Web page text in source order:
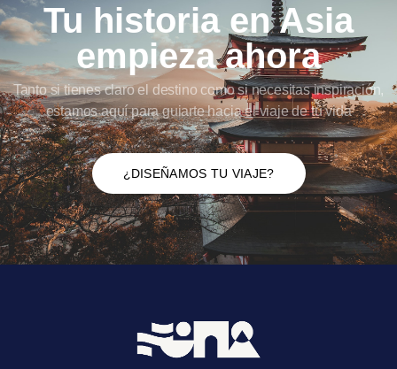
Tu historia en Asia
empieza ahora
Tanto si tienes claro el destino como si necesitas inspiración,
estamos aquí para guiarte hacia el viaje de tu vida
¿DISEÑAMOS TU VIAJE?